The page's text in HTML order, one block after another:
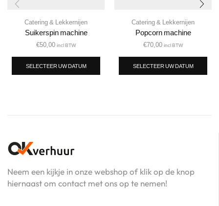
Catering & Lekkernijen
Suikerspin machine
€50,00 incl BTW
SELECTEER UW DATUM
Catering & Lekkernijen
Popcorn machine
€70,00 incl BTW
SELECTEER UW DATUM
Neem een kijkje in onze webshop of klik op de knop
hiernaast om contact met ons op te nemen!